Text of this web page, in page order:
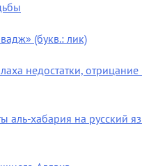
(букв.: лик)
недостатки,
хабария на русский